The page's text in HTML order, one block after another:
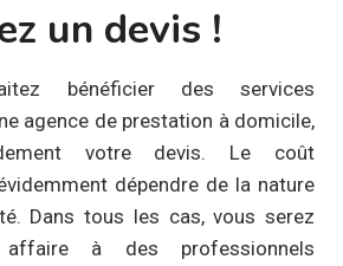
un devis !
bénéficier des services
agence de prestation à domicile,
votre devis. Le coût
dépendre de la nature
Dans tous les cas, vous serez
affaire à des professionnels